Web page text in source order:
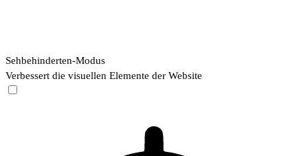
Sehbehinderten-Modus
Verbessert die visuellen Elemente der Website